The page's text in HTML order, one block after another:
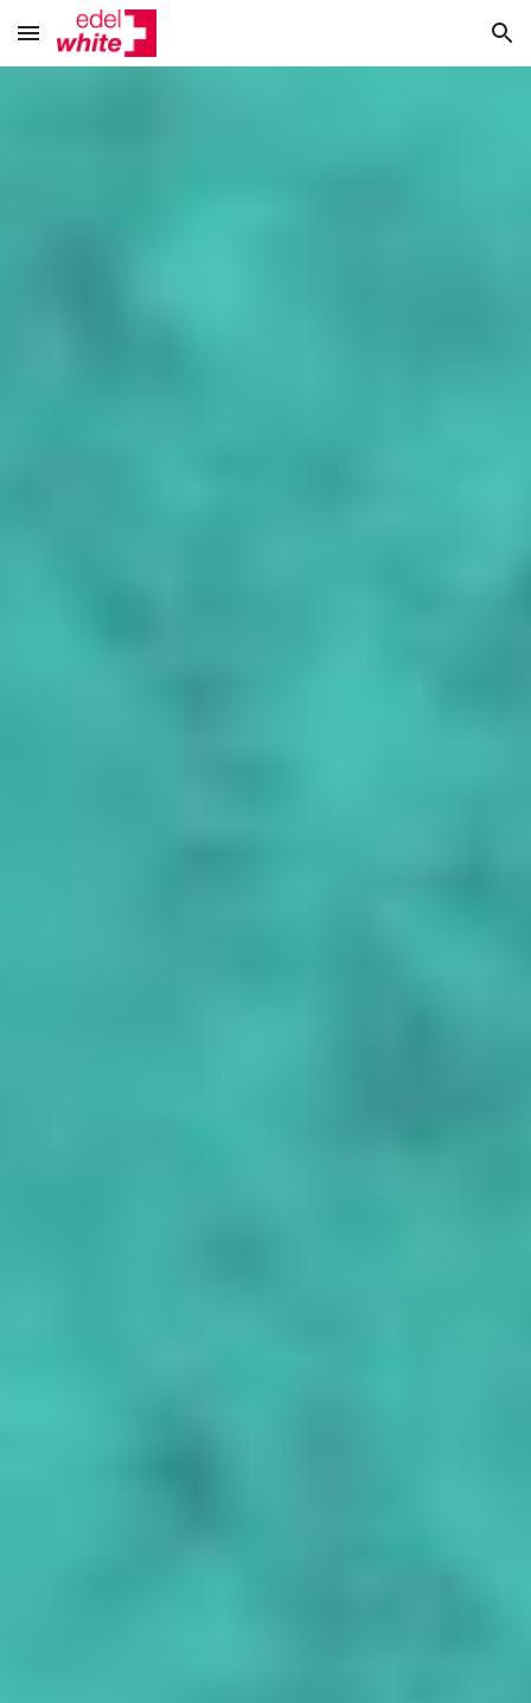
Skip to main content Skip to navigation